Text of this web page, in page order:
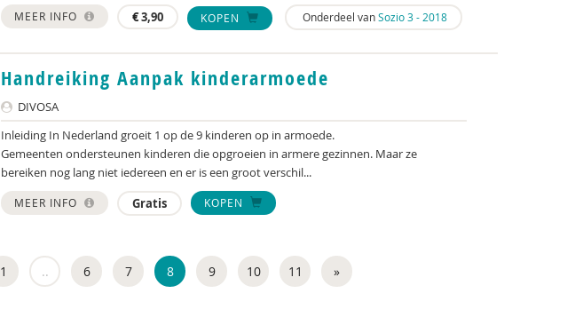
MEER INFO €3,90 KOPEN Onderdeel vanSozio 3 - 2018
Handreiking Aanpak kinderarmoede
DIVOSA
Inleiding In Nederland groeit 1 op de 9 kinderen op in armoede.
Gemeenten ondersteunen kinderen die opgroeien in armere gezinnen. Maar ze
bereiken nog lang niet iedereen en er is een groot verschil...
MEER INFO Gratis KOPEN
1 .. 6 7 8 9 10 11 »